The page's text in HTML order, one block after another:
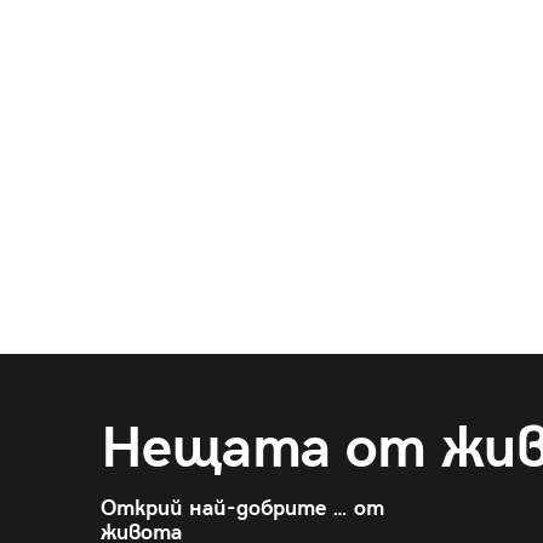
Нещата от
Открий най-добрите … от
живота